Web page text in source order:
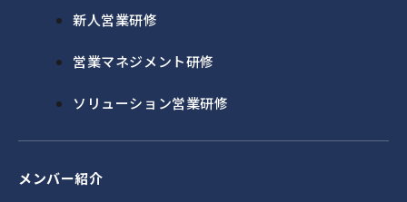
新人営業研修
営業マネジメント研修
ソリューション営業研修
メンバー紹介